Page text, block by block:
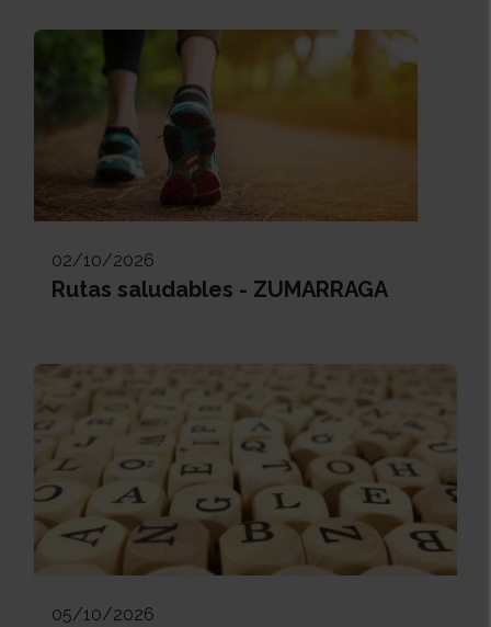
02/10/2026
Rutas saludables - ZUMARRAGA
05/10/2026